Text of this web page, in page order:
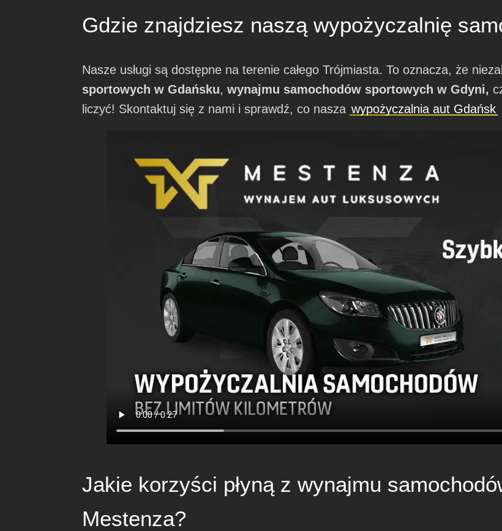
Gdzie znajdziesz naszą wypożyczalnię
Nasze usługi są dostępne na terenie całego Trójmiasta. To oznacza, że
sportowych w Gdańsku,wynajmu samochodów sportowych w Gdyni,
liczyć! Skontaktuj się z nami i sprawdź, co nasza wypożyczalnia aut Gdańsk
Jakie korzyści płyną z wynajmu
Mestenza?